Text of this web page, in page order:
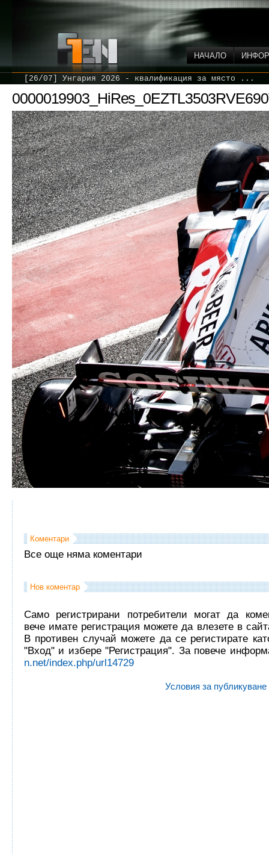
НАЧАЛО
[26/07] Унгария 2026 - квалификация за място ...
Коментари
Все още няма коментари
Нов коментар
Само регистрирани потребители могат да
вече имате регистрация можете да влезете в
В противен случай можете да се регистирате
"Вход" и избере "Регистрация". За повече
n.net/index.php/url14729
Условия за